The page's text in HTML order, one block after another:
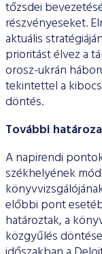
tőzsdei
részvényeseket.
aktuális
prioritást élvez a
orosz-ukrán
tekintettel a
döntés.
További
A napirendi
székhelyének
előbbi pont
határoztak, a
közgyűlés